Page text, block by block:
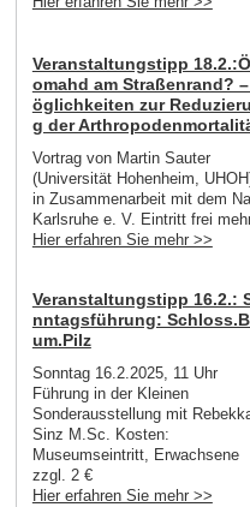
Veranstaltungstipp
omahd am Straßenrand? –
öglichkeiten zur
g der
Vortrag von Martin Sauter
(Universität Hohenheim,
in Zusammenarbeit mit dem
Karlsruhe e. V. Eintritt frei
Hier erfahren Sie mehr >>
Veranstaltungstipp 16.2.:
nntagsführung:
um.Pilz
Sonntag 16.2.2025, 11 Uhr
Führung in der Kleinen
Sonderausstellung mit
Sinz M.Sc. Kosten:
Museumseintritt, Erwachsene
zzgl. 2 €
Hier erfahren Sie mehr >>